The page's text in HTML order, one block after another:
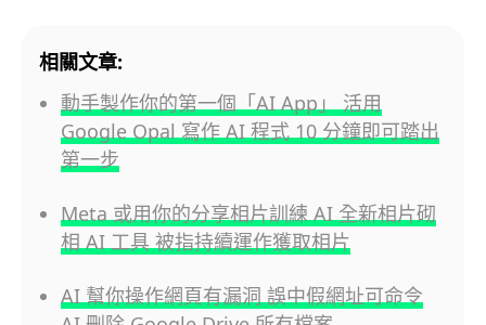
相關文章:
動手製作你的第一個「AI App」 活用
Google Opal 寫作 AI 程式 10 分鐘即可踏出
第一步
Meta 或用你的分享相片訓練 AI 全新相片砌
相 AI 工具 被指持續運作獲取相片
AI 幫你操作網頁有漏洞 誤中假網址可命令